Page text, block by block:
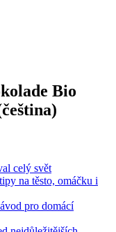
Bio
celý svět
na těsto, omáčku i
pro domácí